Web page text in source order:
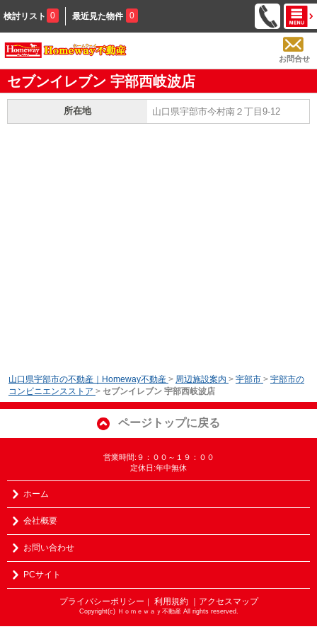
検討リスト 0 最近見た物件 0
お問合せ
セブンイレブン 宇部西岐波店
所在地 山口県宇部市今村南２丁目9-12
山口県宇部市の不動産｜Homeway不動産 > 周辺施設案内 > 宇部市 > 宇部市の
コンビニエンスストア > セブンイレブン 宇部西岐波店
ページトップに戻る
営業時間:９：００～１９：００
定休日:年中無休
ホーム
会社概要
お問い合わせ
PCサイト
プライバシーポリシー ｜ 利用規約 ｜アクセスマップ
Copyright(c) Ｈｏｍｅｗａｙ不動産 All rights reserved.